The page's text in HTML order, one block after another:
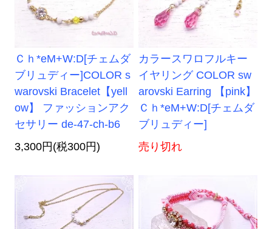
Ｃｈ*eM+W:D[チェムダ
ブリュディー]COLOR s
warovski Bracelet【yell
ow】 ファッションアク
セサリー de-47-ch-b6
3,300円(税300円)
カラースワロフルキー
イヤリング COLOR sw
arovski Earring 【pink】
Ｃｈ*eM+W:D[チェムダ
ブリュディー]
売り切れ